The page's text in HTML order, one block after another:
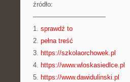
źródło:
———————————
1. sprawdź to
2. pełna treść
3. https://szkolaorchowek.pl
4. https://www.wloskasiedlce.pl
5. https://www.dawidulinski.pl